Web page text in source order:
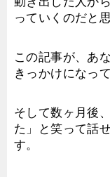
っていくのだと
この記事が、あ
きっかけになっ
そして数ヶ月後
た」と笑って話
す。